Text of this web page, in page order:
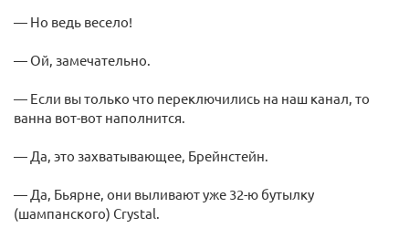
— Но ведь весело!
— Ой, замечательно.
— Если вы только что переключились на наш канал, то
ванна вот-вот наполнится.
— Да, это захватывающее, Брейнстейн.
— Да, Бьярне, они выливают уже 32-ю бутылку
(шампанского) Crystal.